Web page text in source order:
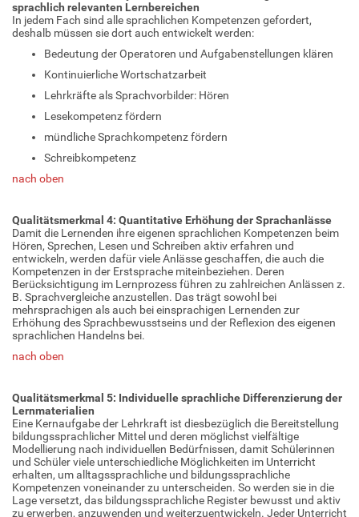
sprachlich relevanten Lernbereichen
In jedem Fach sind alle sprachlichen Kompetenzen gefordert,
deshalb müssen sie dort auch entwickelt werden:
Bedeutung der Operatoren und Aufgabenstellungen klären
Kontinuierliche Wortschatzarbeit
Lehrkräfte als Sprachvorbilder: Hören
Lesekompetenz fördern
mündliche Sprachkompetenz fördern
Schreibkompetenz
nach oben
Qualitätsmerkmal 4: Quantitative Erhöhung der Sprachanlässe
Damit die Lernenden ihre eigenen sprachlichen Kompetenzen beim
Hören, Sprechen, Lesen und Schreiben aktiv erfahren und
entwickeln, werden dafür viele Anlässe geschaffen, die auch die
Kompetenzen in der Erstsprache miteinbeziehen. Deren
Berücksichtigung im Lernprozess führen zu zahlreichen Anlässen z.
B. Sprachvergleiche anzustellen. Das trägt sowohl bei
mehrsprachigen als auch bei einsprachigen Lernenden zur
Erhöhung des Sprachbewusstseins und der Reflexion des eigenen
sprachlichen Handelns bei.
nach oben
Qualitätsmerkmal 5: Individuelle sprachliche Differenzierung der
Lernmaterialien
Eine Kernaufgabe der Lehrkraft ist diesbezüglich die Bereitstellung
bildungssprachlicher Mittel und deren möglichst vielfältige
Modellierung nach individuellen Bedürfnissen, damit Schülerinnen
und Schüler viele unterschiedliche Möglichkeiten im Unterricht
erhalten, um alltagssprachliche und bildungssprachliche
Kompetenzen voneinander zu unterscheiden. So werden sie in die
Lage versetzt, das bildungssprachliche Register bewusst und aktiv
zu erwerben, anzuwenden und weiterzuentwickeln. Jeder Unterricht